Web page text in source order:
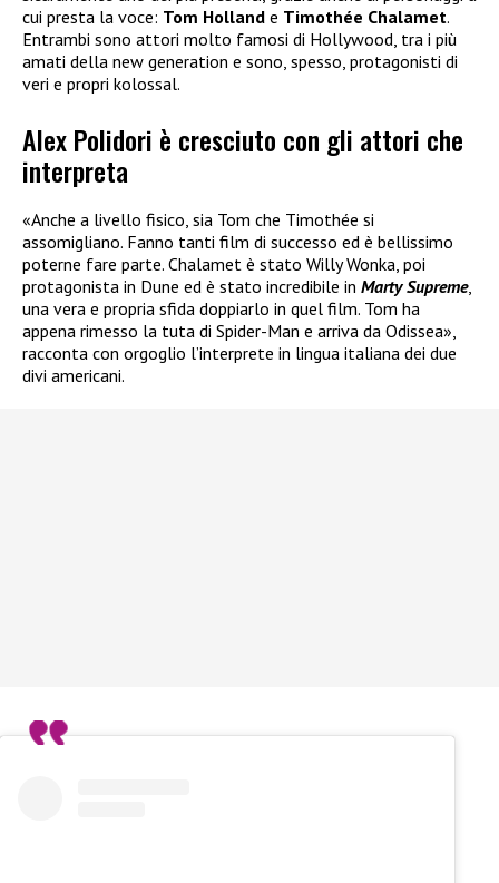
cui presta la voce: Tom Holland e Timothée Chalamet.
Entrambi sono attori molto famosi di Hollywood, tra i più
amati della new generation e sono, spesso, protagonisti di
veri e propri kolossal.
Alex Polidori è cresciuto con gli attori che
interpreta
«Anche a livello fisico, sia Tom che Timothée si
assomigliano. Fanno tanti film di successo ed è bellissimo
poterne fare parte. Chalamet è stato Willy Wonka, poi
protagonista in Dune ed è stato incredibile in Marty Supreme,
una vera e propria sfida doppiarlo in quel film. Tom ha
appena rimesso la tuta di Spider-Man e arriva da Odissea»,
racconta con orgoglio l’interprete in lingua italiana dei due
divi americani.